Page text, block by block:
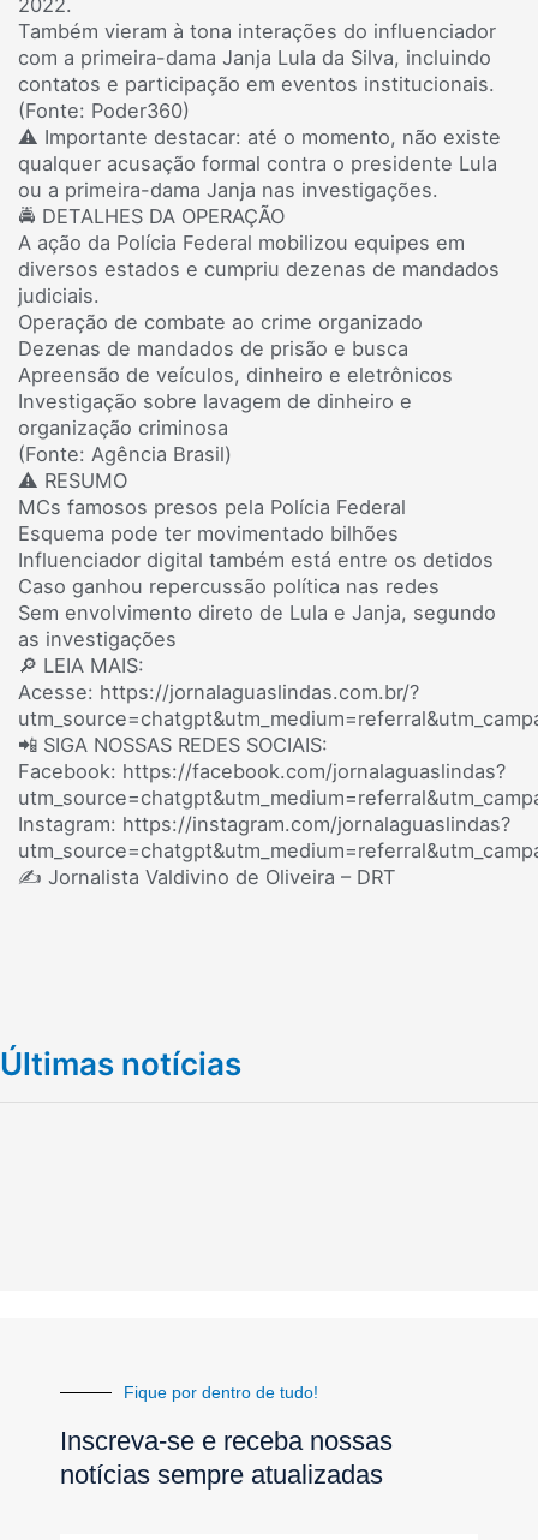
Também vieram à tona interações do influenciador
com a primeira-dama Janja Lula da Silva, incluindo
contatos e participação em eventos institucionais.
(Fonte: Poder360)
⚠️ Importante destacar: até o momento, não existe
qualquer acusação formal contra o presidente Lula
ou a primeira-dama Janja nas investigações.
🚔 DETALHES DA OPERAÇÃO
A ação da Polícia Federal mobilizou equipes em
diversos estados e cumpriu dezenas de mandados
judiciais.
Operação de combate ao crime organizado
Dezenas de mandados de prisão e busca
Apreensão de veículos, dinheiro e eletrônicos
Investigação sobre lavagem de dinheiro e
organização criminosa
(Fonte: Agência Brasil)
⚠️ RESUMO
MCs famosos presos pela Polícia Federal
Esquema pode ter movimentado bilhões
Influenciador digital também está entre os detidos
Caso ganhou repercussão política nas redes
Sem envolvimento direto de Lula e Janja, segundo
as investigações
🔎 LEIA MAIS:
Acesse: https://jornalaguaslindas.com.br/?
📲 SIGA NOSSAS REDES SOCIAIS:
Facebook: https://facebook.com/jornalaguaslindas?
Instagram: https://instagram.com/jornalaguaslindas?
✍️ Jornalista Valdivino de Oliveira – DRT
Últimas notícias
Fique por dentro de tudo!
Inscreva-se e receba nossas
notícias sempre atualizadas